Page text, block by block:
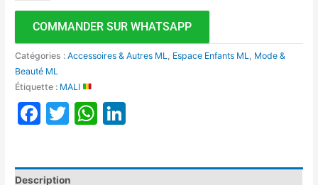
COMMANDER SUR WHATSAPP
Catégories :Accessoires & Autres ML, Espace Enfants ML, Mode &
Beauté ML
Étiquette : MALI
Facebook
TwitterWhatsApp
Description